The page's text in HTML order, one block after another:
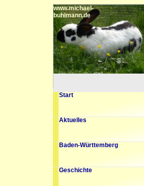
www.michael-
buhlmann.de
Start
Aktuelles
Baden-Württemberg
Geschichte